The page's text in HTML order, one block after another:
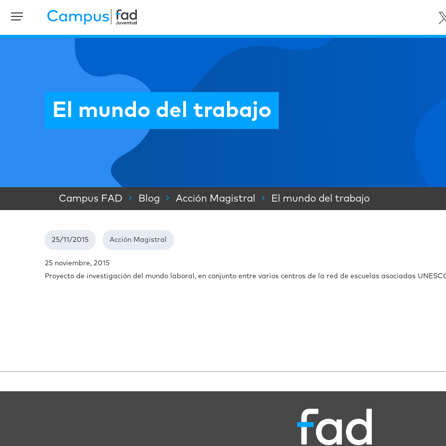
El mundo del trabajo
Campus FAD Blog Acción Magistral El mundo del trabajo
25/11/2015 Acción Magistral
25 noviembre, 2015
Proyecto de investigación del mundo laboral, en conjunto entre varios centros de la red de escuelas asociadas